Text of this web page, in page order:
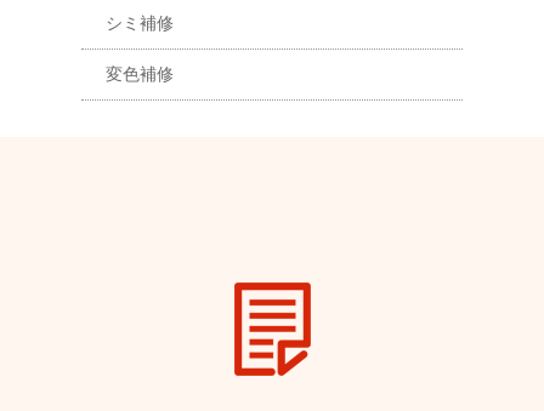
シミ補修
変色補修